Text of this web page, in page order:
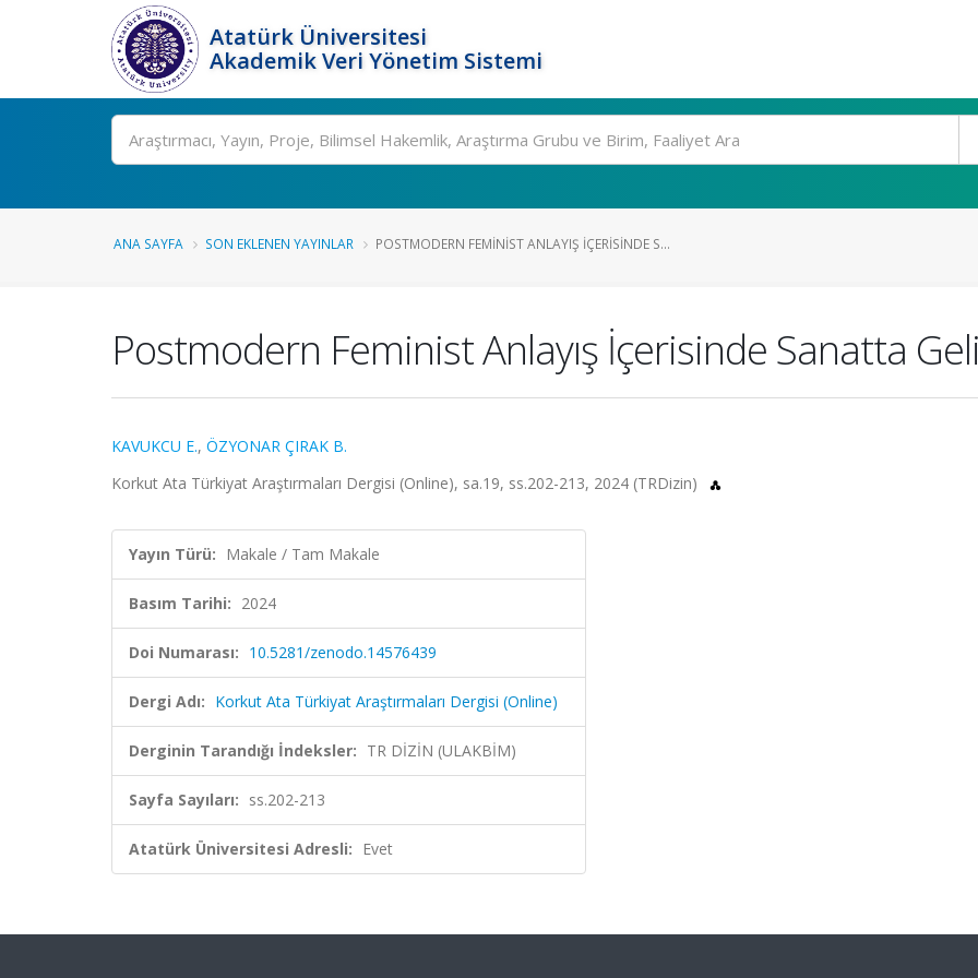
Atatürk Üniversitesi
Akademik Veri Yönetim Sistemi
Ara
ANA SAYFA SON EKLENEN YAYINLAR POSTMODERN FEMINIST ANLAYIŞ İÇERISINDE S...
Postmodern Feminist Anlayış İçerisinde Sanatta
KAVUKCU E., ÖZYONAR ÇIRAK B.
Korkut Ata Türkiyat Araştırmaları Dergisi (Online), sa.19, ss.202-213, 2024 (TRDizin)
Yayın Türü: Makale / Tam Makale
Basım Tarihi: 2024
Doi Numarası: 10.5281/zenodo.14576439
Dergi Adı: Korkut Ata Türkiyat Araştırmaları Dergisi (Online)
Derginin Tarandığı İndeksler: TR DİZİN (ULAKBİM)
Sayfa Sayıları: ss.202-213
Atatürk Üniversitesi Adresli: Evet